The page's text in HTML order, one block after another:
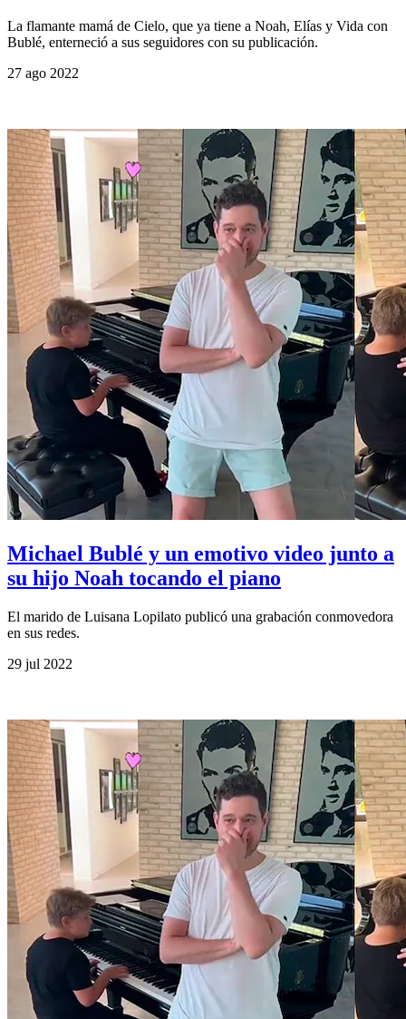
La flamante mamá de Cielo, que ya tiene a Noah, Elías y Vida con
Bublé, enterneció a sus seguidores con su publicación.
27 ago 2022
Michael Bublé y un emotivo video junto a
su hijo Noah tocando el piano
El marido de Luisana Lopilato publicó una grabación conmovedora
en sus redes.
29 jul 2022